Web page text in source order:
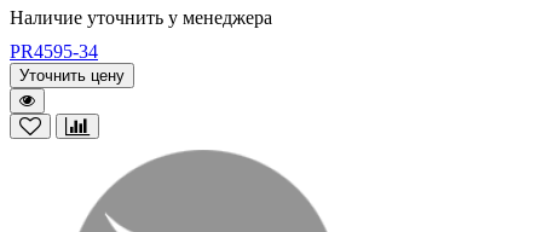
Наличие уточнить у менеджера
PR4595-34
Уточнить цену